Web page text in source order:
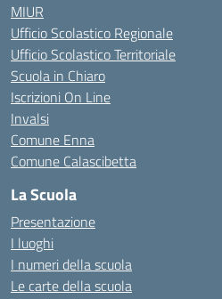
MIUR
Ufficio Scolastico Regionale
Ufficio Scolastico Territoriale
Scuola in Chiaro
Iscrizioni On Line
Invalsi
Comune Enna
Comune Calascibetta
La Scuola
Presentazione
I luoghi
I numeri della scuola
Le carte della scuola